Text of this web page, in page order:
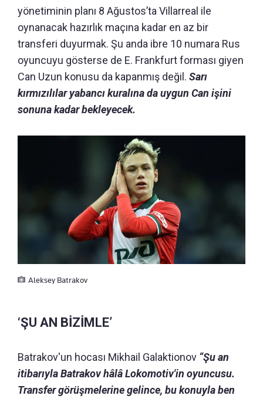
yönetiminin planı 8 Ağustos’ta Villarreal ile
oynanacak hazırlık maçına kadar en az bir
transferi duyurmak. Şu anda ibre 10 numara Rus
oyuncuyu gösterse de E. Frankfurt forması giyen
Can Uzun konusu da kapanmış değil. Sarı
kırmızılılar yabancı kuralına da uygun Can işini
sonuna kadar bekleyecek.
Aleksey Batrakov
‘ŞU AN BİZİMLE’
Batrakov'un hocası Mikhail Galaktionov “Şu an
itibarıyla Batrakov hâlâ Lokomotiv'in oyuncusu.
Transfer görüşmelerine gelince, bu konuyla ben